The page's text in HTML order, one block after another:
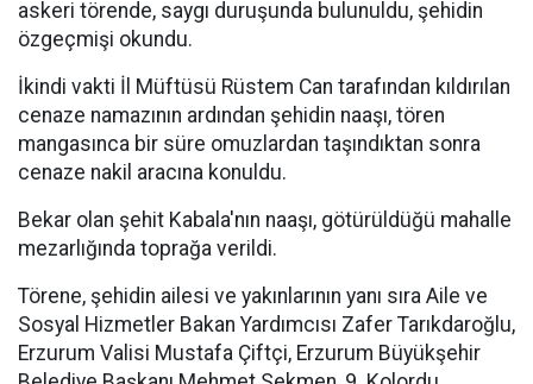
askeri törende, saygı duruşunda bulunuldu, şehidin
özgeçmişi okundu.
İkindi vakti İl Müftüsü Rüstem Can tarafından kıldırılan
cenaze namazının ardından şehidin naaşı, tören
mangasınca bir süre omuzlardan taşındıktan sonra
cenaze nakil aracına konuldu.
Bekar olan şehit Kabala'nın naaşı, götürüldüğü mahalle
mezarlığında toprağa verildi.
Törene, şehidin ailesi ve yakınlarının yanı sıra Aile ve
Sosyal Hizmetler Bakan Yardımcısı Zafer Tarıkdaroğlu,
Erzurum Valisi Mustafa Çiftçi, Erzurum Büyükşehir